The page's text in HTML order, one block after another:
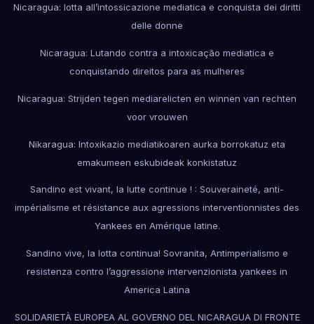
Nicaragua: lotta all’intossicazione mediatica e conquista dei diritti
delle donne
Nicaragua: Lutando contra a intoxicação mediatica e
conquistando direitos para as mulheres
Nicaragua: Strijden tegen mediarelicten en winnen van rechten
voor vrouwen
Nikaragua: Intoxikazio mediatikoaren aurka borrokatuz eta
emakumeen eskubideak konkistatuz
Sandino est vivant, la lutte continue ! : Souveraineté, anti-
impérialisme et résistance aux agressions interventionnistes des
Yankees en Amérique latine.
Sandino vive, la lotta continua! Sovranita, Antimperialismo e
resistenza contro l’aggressione intervenzionista yankees in
America Latina
SOLIDARIETÀ EUROPEA AL GOVERNO DEL NICARAGUA DI FRONTE